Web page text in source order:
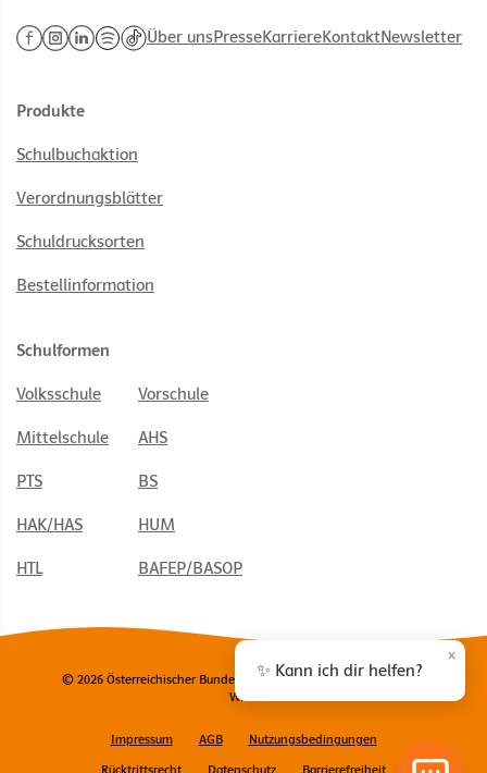
Über unsPresseKarriereKontaktNewsletter
Produkte
Schulbuchaktion
Verordnungsblätter
Schuldrucksorten
Bestellinformation
Schulformen
Volksschule Vorschule
Mittelschule AHS
PTS BS
HAK/HAS HUM
HTL BAFEP/BASOP
© 2026 Österreichischer Bundesverlag Schulbuch GmbH & Co. KG,
Wien
Impressum AGB
Nutzungsbedingungen
Rücktrittsrecht
Datenschutz Barrierefreiheit
✨ Kann ich dir helfen?
×